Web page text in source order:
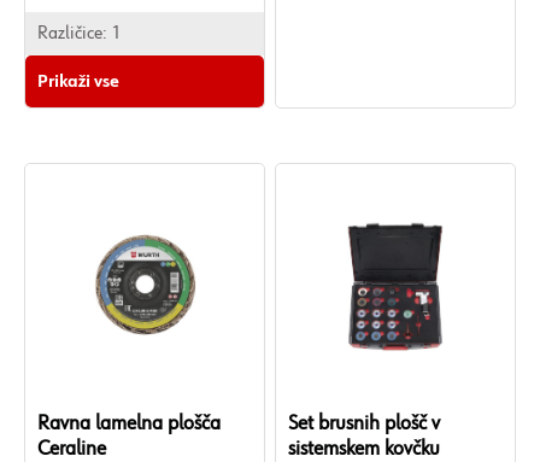
Različice: 1
Prikaži vse
Ravna lamelna plošča
Ceraline
Set brusnih plošč v
sistemskem kovčku